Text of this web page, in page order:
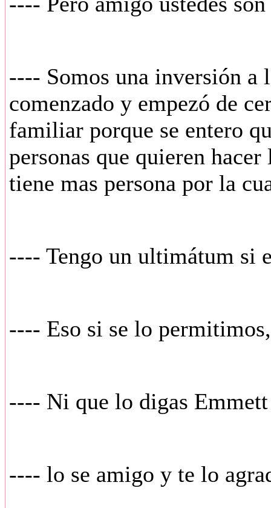
---- Somos una inversión a
comenzado y empezó de
familiar porque se entero
personas que quieren
tiene mas persona por la
---- Tengo un ultimátum si
---- Eso si se lo
---- Ni que lo digas
---- lo se amigo y te lo